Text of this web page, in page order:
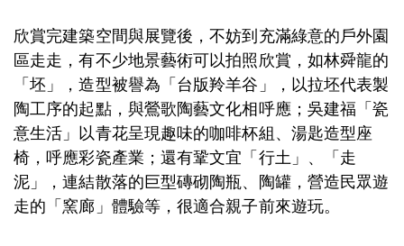
欣賞完建築空間與展覽後，不妨到充滿綠意的戶外園
區走走，有不少地景藝術可以拍照欣賞，如林舜龍的
「坯」，造型被譽為「台版羚羊谷」，以拉坯代表製
陶工序的起點，與鶯歌陶藝文化相呼應；吳建福「瓷
意生活」以青花呈現趣味的咖啡杯組、湯匙造型座
椅，呼應彩瓷產業；還有鞏文宜「行土」、「走
泥」，連結散落的巨型磚砌陶瓶、陶罐，營造民眾遊
走的「窯廊」體驗等，很適合親子前來遊玩。